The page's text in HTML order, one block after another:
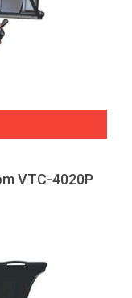
VTC-4020P